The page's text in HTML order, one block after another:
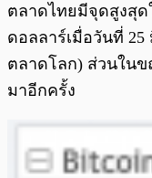
ตลาดไทยมีจุดสูงสุด
ดอลลาร์เมื่อวันที่
ตลาดโลก) ส่วนใน
มาอีกครั้ง